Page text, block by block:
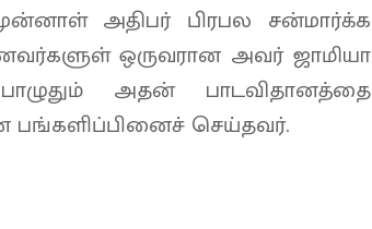
அதிபர் பிரபல சன்மார்க்க
ஒருவரான அவர் ஜாமியா
அதன் பாடவிதானத்தை
பங்களிப்பினைச் செய்தவர்.